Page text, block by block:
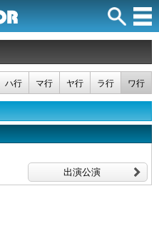
ハ行 マ行 ヤ行 ラ行 ワ行
出演公演